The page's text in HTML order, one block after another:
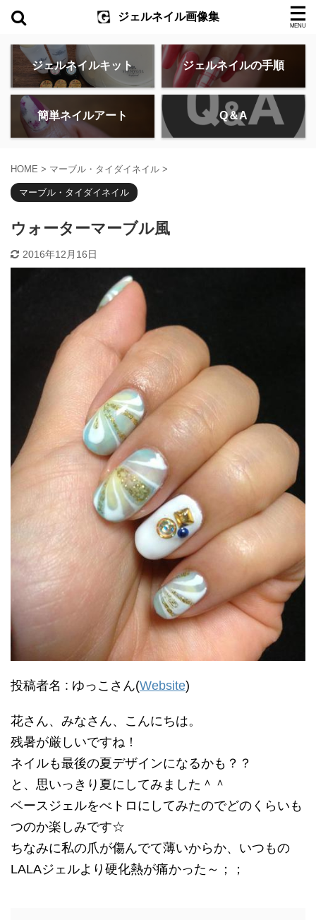
ジェルネイル画像集
ジェルネイルキット ジェルネイルの手順
簡単ネイルアート Q＆A
HOME > マーブル・タイダイネイル >
マーブル・タイダイネイル
ウォーターマーブル風
2016年12月16日
投稿者名 : ゆっこさん(Website)
花さん、みなさん、こんにちは。
残暑が厳しいですね！
ネイルも最後の夏デザインになるかも？？
と、思いっきり夏にしてみました＾＾
ベースジェルをべトロにしてみたのでどのくらいも
つのか楽しみです☆
ちなみに私の爪が傷んでて薄いからか、いつもの
LALAジェルより硬化熱が痛かった～；；